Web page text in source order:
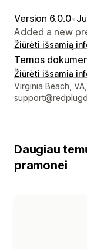
Version 6.0.0•
Added a new
Žiūrėti išsamią
Temos
Žiūrėti išsamią
Kūrėjo
Virginia Beach,
Daugiau
pramonei